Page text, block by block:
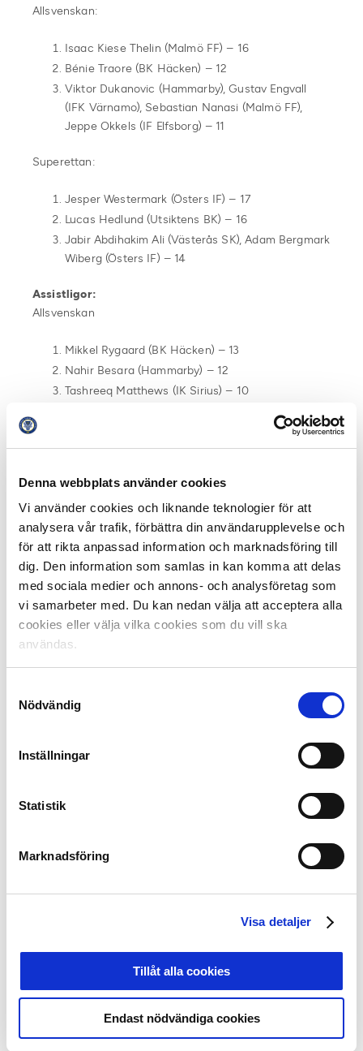
Denna webbplats använder cookies
Vi använder cookies och liknande teknologier för att
analysera vår trafik, förbättra din användarupplevelse och
för att rikta anpassad information och marknadsföring till
dig. Den information som samlas in kan komma att delas
med sociala medier och annons- och analysföretag som
vi samarbeter med. Du kan nedan välja att acceptera alla
cookies eller välja vilka cookies som du vill ska
användas.
Nödvändig
Inställningar
Statistik
Marknadsföring
Visa detaljer
Tillåt alla cookies
Endast nödvändiga cookies
Allsvenskan:
Isaac Kiese Thelin (Malmö FF) – 16
Bénie Traore (BK Häcken) – 12
Viktor Dukanovic (Hammarby), Gustav Engvall
(IFK Värnamo), Sebastian Nanasi (Malmö FF),
Jeppe Okkels (IF Elfsborg) – 11
Superettan:
Jesper Westermark (Östers IF) – 17
Lucas Hedlund (Utsiktens BK) – 16
Jabir Abdihakim Ali (Västerås SK), Adam Bergmark
Wiberg (Östers IF) – 14
Assistligor:
Allsvenskan
Mikkel Rygaard (BK Häcken) – 13
Nahir Besara (Hammarby) – 12
Tashreeq Matthews (IK Sirius) – 10
Superettan
Erik Andersson (Utsiktens BK) – 11
Julius Lindberg (GAIS) – 10
Poängligor:
Allsvenskan:
Nahir Besara (Hammarby) – 21
Mikkel Rygaard (BK Häcken) – 20
Tashreeq Matthews (IK Sirius) – 19
Jesper Westermark (Östers IF), Lucas Hedlund
Allsvenskan – räddningsprocent:
Hákon Valdimarsson (IF Elfsborg) – 78%
Malkolm Nilsson Säfqvist (Halmstad BK) – 75%
Allsvenskan – hållna nollor:
Johan Dahlin (Malmö FF) – 12